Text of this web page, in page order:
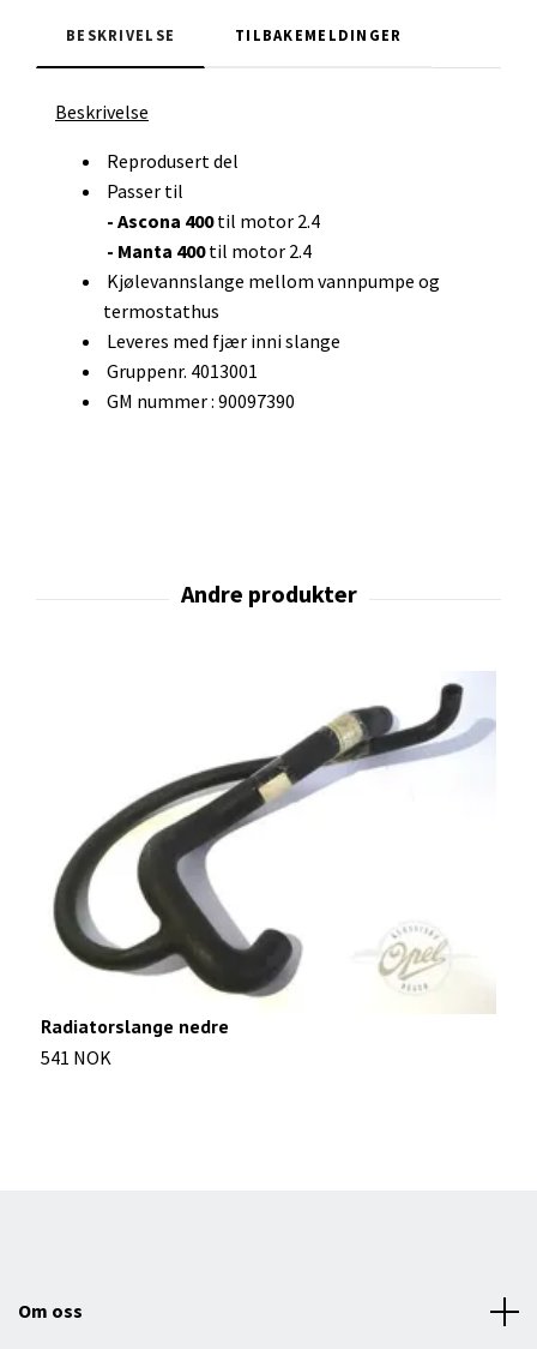
BESKRIVELSE TILBAKEMELDINGER
Beskrivelse
Reprodusert del
Passer til
- Ascona 400til motor 2.4
- Manta 400til motor 2.4
Kjølevannslange mellom vannpumpe og
termostathus
Leveres med fjær inni slange
Gruppenr. 4013001
GM nummer : 90097390
Radiatorslange nedre
541 NOK
Om oss